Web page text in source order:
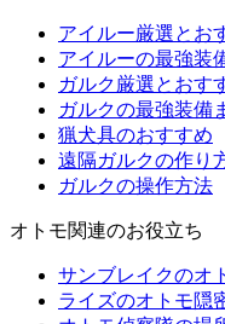
アイルー厳選とお
アイルーの最強装
ガルク厳選とおす
ガルクの最強装備
猟犬具のおすすめ
遠隔ガルクの作り
ガルクの操作方法
オトモ関連のお役立ち
サンブレイクのオ
ライズのオトモ隠